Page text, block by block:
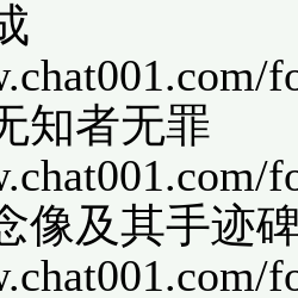
知者无罪
像及其手迹